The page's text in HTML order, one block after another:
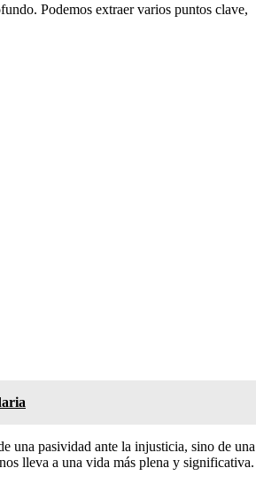
Podemos extraer varios puntos clave,
una pasividad ante la injusticia, sino de una
lleva a una vida más plena y significativa.